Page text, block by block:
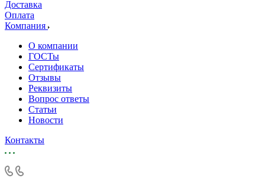
Доставка
Оплата
Компания
О компании
ГОСТы
Сертификаты
Отзывы
Реквизиты
Вопрос ответы
Статьи
Новости
Контакты